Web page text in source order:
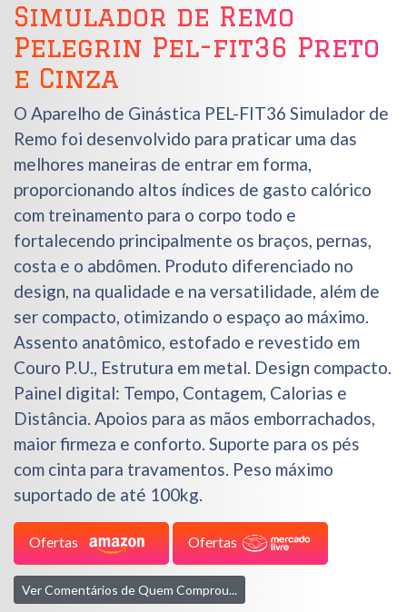
Simulador de Remo
Pelegrin Pel-fit36 Preto
e Cinza
O Aparelho de Ginástica PEL-FIT36 Simulador de
Remo foi desenvolvido para praticar uma das
melhores maneiras de entrar em forma,
proporcionando altos índices de gasto calórico
com treinamento para o corpo todo e
fortalecendo principalmente os braços, pernas,
costa e o abdômen. Produto diferenciado no
design, na qualidade e na versatilidade, além de
ser compacto, otimizando o espaço ao máximo.
Assento anatômico, estofado e revestido em
Couro P.U., Estrutura em metal. Design compacto.
Painel digital: Tempo, Contagem, Calorias e
Distância. Apoios para as mãos emborrachados,
maior firmeza e conforto. Suporte para os pés
com cinta para travamentos. Peso máximo
suportado de até 100kg.
Ofertas Ofertas
Ver Comentários de Quem Comprou...